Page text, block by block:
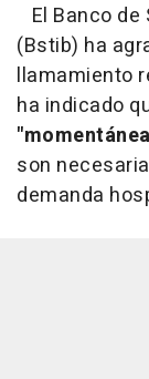
El Banco
(Bstib) ha
llamamiento
ha indicado
son
demanda